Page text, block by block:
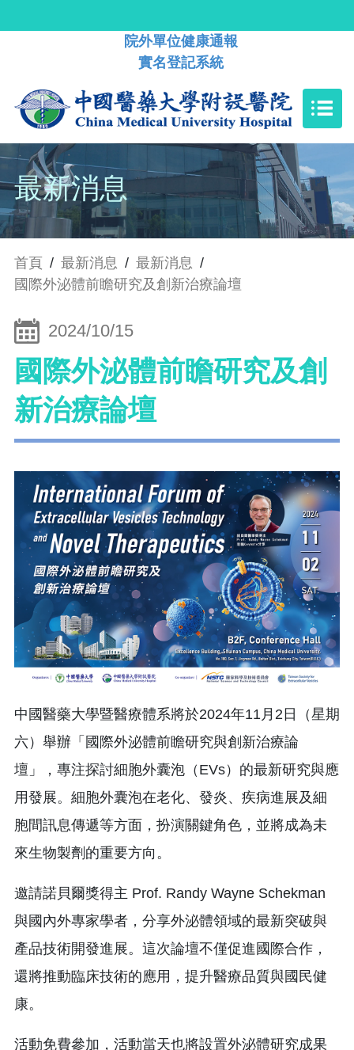
院外單位健康通報
實名登記系統
最新消息
首頁 / 最新消息 / 最新消息 /
國際外泌體前瞻研究及創新治療論壇
2024/10/15
國際外泌體前瞻研究及創
新治療論壇
中國醫藥大學暨醫療體系將於2024年11月2日（星期
六）舉辦「國際外泌體前瞻研究與創新治療論
壇」，專注探討細胞外囊泡（EVs）的最新研究與應
用發展。細胞外囊泡在老化、發炎、疾病進展及細
胞間訊息傳遞等方面，扮演關鍵角色，並將成為未
來生物製劑的重要方向。
邀請諾貝爾獎得主 Prof. Randy Wayne Schekman
與國內外專家學者，分享外泌體領域的最新突破與
產品技術開發進展。這次論壇不僅促進國際合作，
還將推動臨床技術的應用，提升醫療品質與國民健
康。
活動免費參加，活動當天也將設置外泌體研究成果